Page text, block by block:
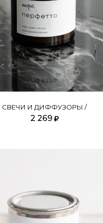
2 269
СВЕЧИ И ДИФФУЗОРЫ /